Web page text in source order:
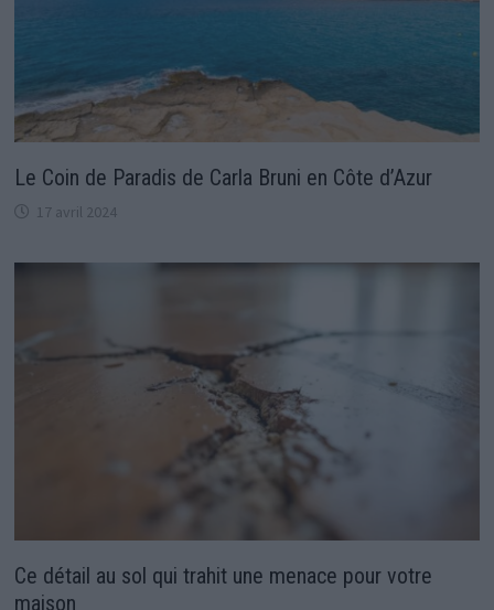
Le Coin de Paradis de Carla Bruni en Côte d’Azur
17 avril 2024
Ce détail au sol qui trahit une menace pour votre
maison